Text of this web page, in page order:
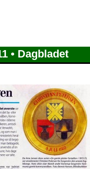
• Dagbladet